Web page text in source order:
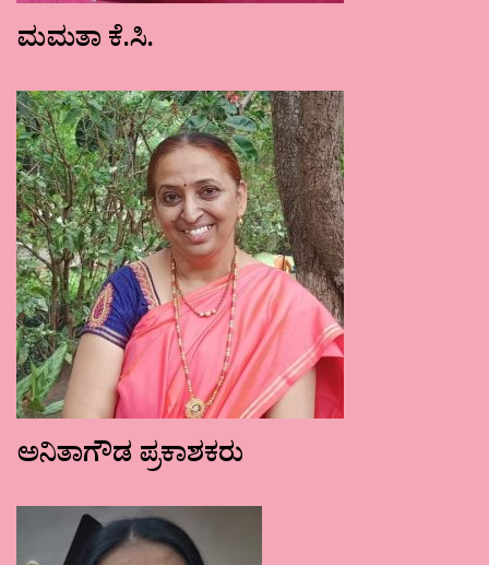
ಮಮತಾ ಕೆ.ಸಿ.
ಅನಿತಾಗೌಡ ಪ್ರಕಾಶಕರು